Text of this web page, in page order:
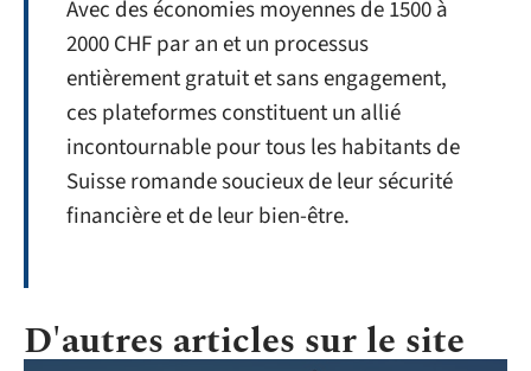
Avec des économies moyennes de 1500 à
2000 CHF par an et un processus
entièrement gratuit et sans engagement,
ces plateformes constituent un allié
incontournable pour tous les habitants de
Suisse romande soucieux de leur sécurité
financière et de leur bien-être.
D'autres articles sur le site